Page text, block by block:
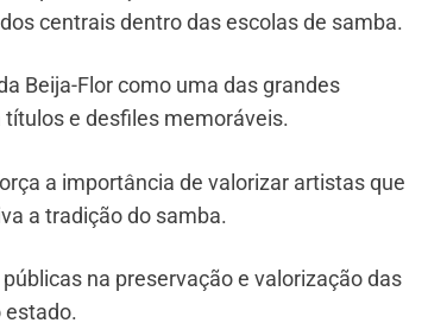
centrais dentro das escolas de samba.
Beija-Flor como uma das grandes
e desfiles memoráveis.
a importância de valorizar artistas que
a tradição do samba.
na preservação e valorização das
estado.